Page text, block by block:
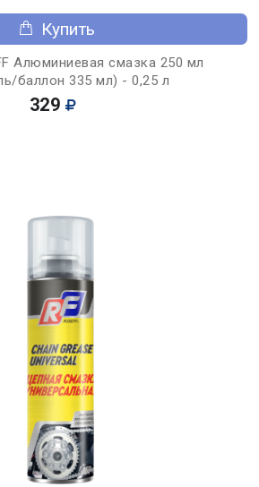
Купить
Алюминиевая смазка 250 мл
баллон 335 мл) - 0,25 л
329